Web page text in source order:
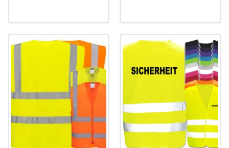
Add to
wishlist
Add to
wishlist